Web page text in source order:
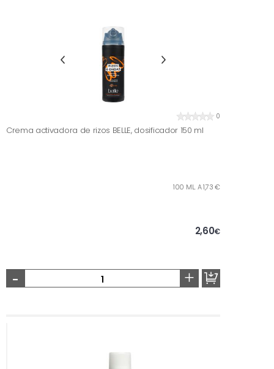
0
Crema activadora de rizos BELLE, dosificador 150 ml
100 ML. A 1,73 €
2,60€
- +